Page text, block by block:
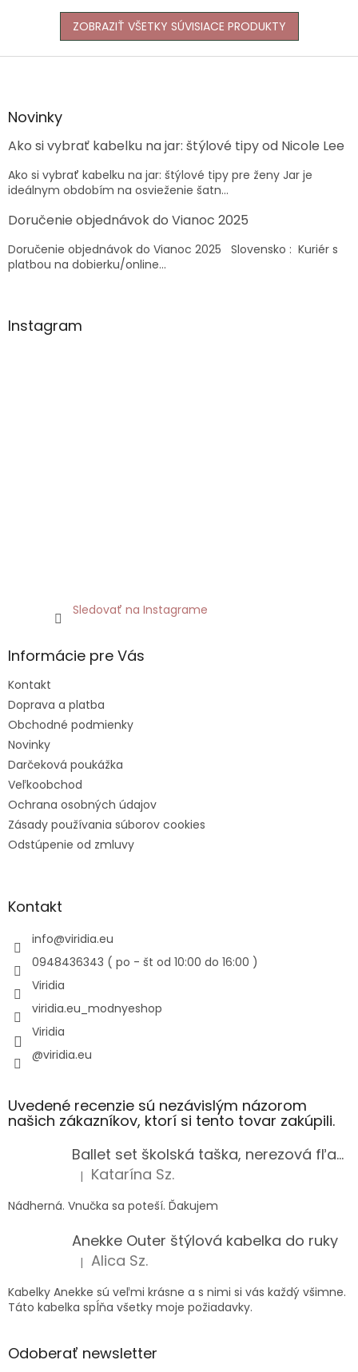
ZOBRAZIŤ VŠETKY SÚVISIACE PRODUKTY
Z
äNovinky
Ako si vybrať kabelku na jar: štýlové tipy od Nicole Lee
Ako si vybrať kabelku na jar: štýlové tipy pre ženy Jar je
ideálnym obdobím na osvieženie šatn...
Doručenie objednávok do Vianoc 2025
Doručenie objednávok do Vianoc 2025 Slovensko : Kuriér s
platbou na dobierku/online...
Instagram
Sledovať na Instagrame
Informácie pre Vás
Kontakt
Doprava a platba
Obchodné podmienky
Novinky
Darčeková poukážka
Veľkoobchod
Ochrana osobných údajov
Zásady používania súborov cookies
Odstúpenie od zmluvy
Kontakt
info@viridia.eu
0948436343 ( po - št od 10:00 do 16:00 )
Viridia
viridia.eu_modnyeshop
Viridia
@viridia.eu
Uvedené recenzie sú nezávislým názorom
našich zákazníkov, ktorí si tento tovar zakúpili.
Ballet set školská taška, nerezová fľaša a plný peračník s motívom baletky pre dievča
Hodnotenie produktu je 5 z 5 hviezdičiek.
| Katarína Sz.
Nádherná. Vnučka sa poteší. Ďakujem
Anekke Outer štýlová kabelka do ruky
Hodnotenie produktu je 5 z 5 hviezdičiek.
| Alica Sz.
Kabelky Anekke sú veľmi krásne a s nimi si vás každý všimne.
Táto kabelka spĺňa všetky moje požiadavky.
Odoberať newsletter